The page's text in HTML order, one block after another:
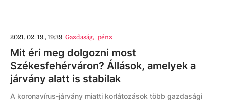
2021. 02. 19., 19:39 Gazdaság, pénz
Mit éri meg dolgozni most
Székesfehérváron? Állások, amelyek a
járvány alatt is stabilak
A koronavírus-járvány miatti korlátozások több gazdasági